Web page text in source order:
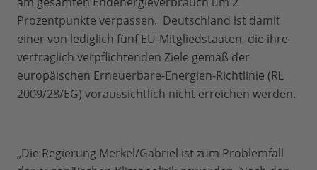
Prozentpunkte verpassen. Deutschland ist damit
einer von lediglich fünf EU-Mitgliedstaaten, die ihre
vertraglich verpflichtenden Ziele gemäß der
europäischen Erneuerbare-Energien-Richtlinie (RL
2009/28/EG) voraussichtlich nicht erreichen werden.
„Die Regierung Merkel/Gabriel ist zum Problemfall